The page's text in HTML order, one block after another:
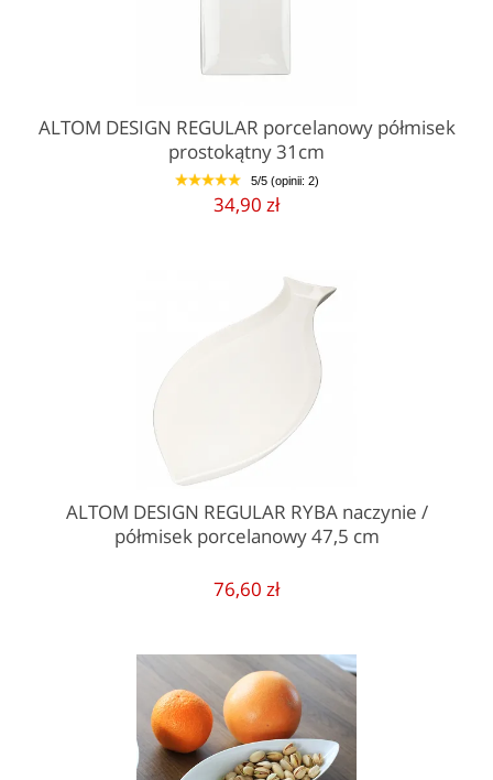
ALTOM DESIGN REGULAR porcelanowy półmisek
prostokątny 31cm
1 2 3 4 5 5/5 (opinii: 2)
34,90 zł
ALTOM DESIGN REGULAR RYBA naczynie /
półmisek porcelanowy 47,5 cm
76,60 zł